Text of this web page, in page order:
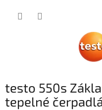
testo 550s
tepelné